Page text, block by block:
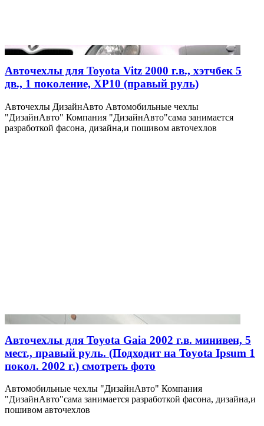
Авточехлы для Toyota Vitz 2000 г.в., хэтчбек 5
дв., 1 поколение, XP10 (правый руль)
Авточехлы ДизайнАвто Автомобильные чехлы
"ДизайнАвто" Компания "ДизайнАвто"сама занимается
разработкой фасона, дизайна,и пошивом авточехлов
Авточехлы для Toyota Gaia 2002 г.в. минивен, 5
мест., правый руль. (Подходит на Toyota Ipsum 1
покол. 2002 г.) смотреть фото
Автомобильные чехлы "ДизайнАвто" Компания
"ДизайнАвто"сама занимается разработкой фасона, дизайна,и
пошивом авточехлов